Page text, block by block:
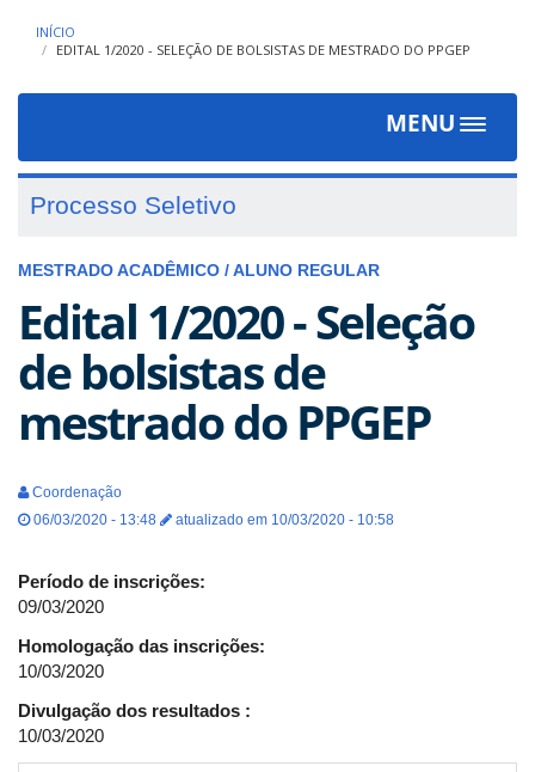
INÍCIO
EDITAL 1/2020 - SELEÇÃO DE BOLSISTAS DE MESTRADO DO PPGEP
MENU
Toggle
Processo Seletivo
MESTRADO ACADÊMICO / ALUNO REGULAR
Edital 1/2020 - Seleção
de bolsistas de
mestrado do PPGEP
Coordenação
06/03/2020 - 13:48
atualizado em 10/03/2020 - 10:58
Período de inscrições:
09/03/2020
Homologação das inscrições:
10/03/2020
Divulgação dos resultados :
10/03/2020